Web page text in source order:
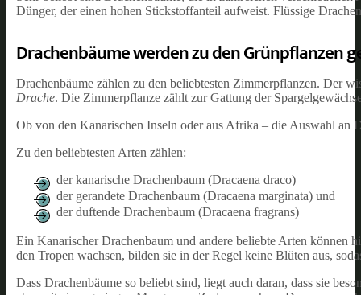
Dünger, der einen hohen Stickstoffanteil aufweist. Flüssige
Drachenbäume werden zu den Grünpflanzen
Drachenbäume zählen zu den beliebtesten Zimmerpflanzen. Der
Drache. Die Zimmerpflanze zählt zur Gattung der
Ob von den Kanarischen Inseln oder aus Afrika – die Auswahl an
Zu den beliebtesten Arten zählen:
der kanarische Drachenbaum (Dracaena draco)
der gerandete Drachenbaum (Dracaena marginata) und
der duftende Drachenbaum (Dracaena fragrans)
Ein Kanarischer Drachenbaum und andere beliebte Arten können
den Tropen wachsen, bilden sie in der Regel keine Blüten aus,
Dass Drachenbäume so beliebt sind, liegt auch daran, dass sie